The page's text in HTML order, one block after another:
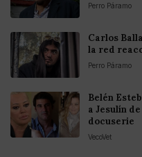
Perro Páramo
Carlos
la red
Perro Páramo
Belén
a Jesulín
docuserie
VecoVet